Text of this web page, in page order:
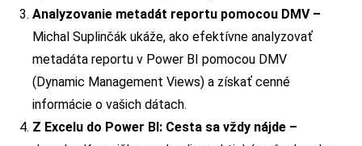
Analyzovanie metadát reportu pomocou DMV –
Michal Suplinčák ukáže, ako efektívne analyzovať
metadáta reportu v Power BI pomocou DMV
(Dynamic Management Views) a získať cenné
informácie o vašich dátach.
Z Excelu do Power BI: Cesta sa vždy nájde –